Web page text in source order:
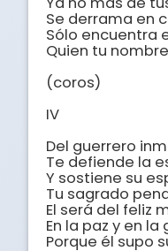
Se derrama en
Sólo encuentra
Quien tu
(coros)
IV
Del guerrero
Te defiende la
Y sostiene su
Tu sagrado
El será del feliz
En la paz y en
Porque él supo